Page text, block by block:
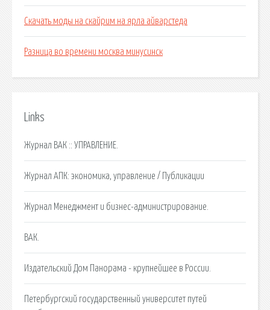
Скачать моды на скайрим на ярла айварстеда
Разница во времени москва минусинск
Links
Журнал ВАК :: УПРАВЛЕНИЕ.
Журнал АПК: экономика, управление / Публикации
Журнал Менеджмент и бизнес-администрирование.
ВАК.
Издательский Дом Панорама - крупнейшее в России.
Петербургский государственный университет путей